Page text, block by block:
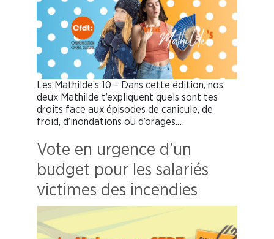
Les Mathilde’s 10 – Dans cette édition, nos
deux Mathilde t’expliquent quels sont tes
droits face aux épisodes de canicule, de
froid, d’inondations ou d’orages.…
Vote en urgence d’un
budget pour les salariés
victimes des incendies